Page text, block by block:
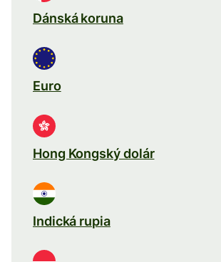
Dánská koruna
Euro
Hong Kongský dolár
Indická rupia